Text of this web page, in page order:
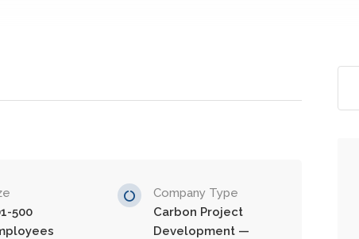
500
Company Type
Carbon Project
Development —